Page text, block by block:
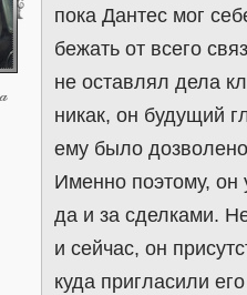
пока Дантес мог
бежать от всего
не оставлял дела
никак, он будущий
ему было
Именно поэтому, он
да и за сделками.
и сейчас, он
куда пригласили